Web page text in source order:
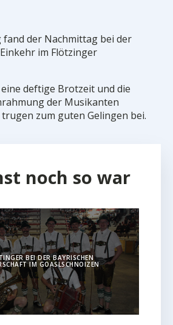
fand der Nachmittag bei der
im Flötzinger
deftige Brotzeit und die
der Musikanten
zum guten Gelingen bei.
noch so war
BEI DER BAYRISCHEN
IM GOASLSCHNOIZEN